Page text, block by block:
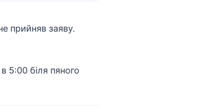
прийняв заяву.
5:00 біля пяного